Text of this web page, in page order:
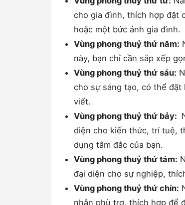
cho gia đình, thích hợp đặt
hoặc một bức ảnh gia đình.
Vùng phong thuỷ thứ năm:
này, bạn chỉ cần sắp xếp
Vùng phong thuỷ thứ sáu:
cho sự sáng tạo, có thể
viết.
Vùng phong thuỷ thứ bảy:
diện cho kiến thức, trí tuệ,
dụng tâm đắc của bạn.
Vùng phong thuỷ thứ tám:
đại diện cho sự nghiệp,
Vùng phong thuỷ thứ chín:
nhân phù trợ, thích hợp để